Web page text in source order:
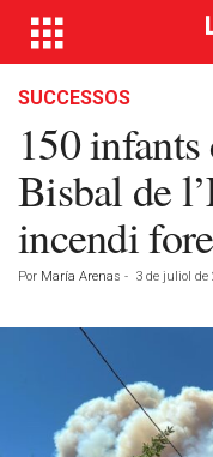
SUCCESSOS
150
Bisbal de
incendi
Por María Arenas - 3 de juliol de